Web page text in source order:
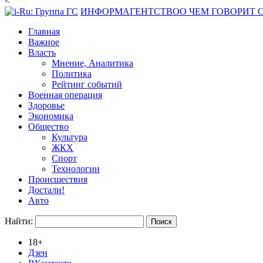
ИНФОРМАГЕНТСТВОО ЧЕМ ГОВОРИТ
Главная
Важное
Власть
Мнение, Аналитика
Политика
Рейтинг событий
Военная операция
Здоровье
Экономика
Общество
Культура
ЖКХ
Спорт
Технологии
Происшествия
Достали!
Авто
Найти:
18+
Дзен